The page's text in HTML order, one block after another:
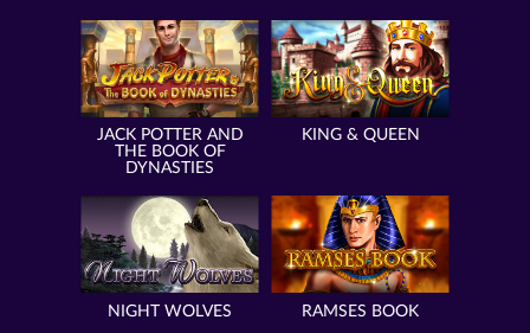
JACK POTTER AND
THE BOOK OF
DYNASTIES
KING & QUEEN
NIGHT WOLVES RAMSES BOOK